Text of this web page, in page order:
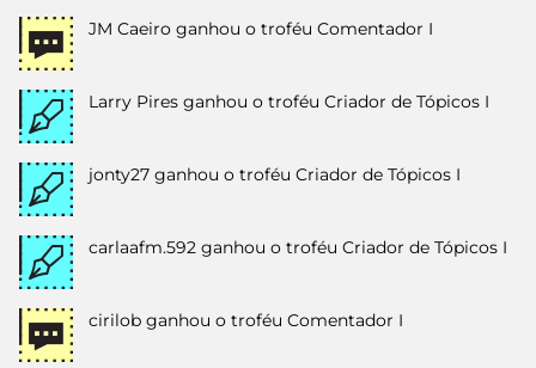
JM Caeiro ganhou o troféu Comentador I
Larry Pires ganhou o troféu Criador de Tópicos I
jonty27 ganhou o troféu Criador de Tópicos I
carlaafm.592 ganhou o troféu Criador de Tópicos I
cirilob ganhou o troféu Comentador I